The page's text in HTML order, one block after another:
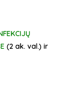
(2 ak. val.) ir